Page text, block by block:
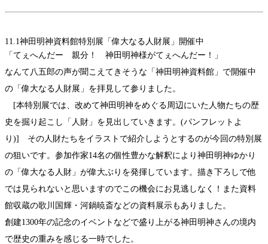
11.1神田明神資料館特別展「偉大なる人財展」開催中
「てぇへんだー 親分！ 神田明神様がてぇへんだー！」
なんて八五郎の声が聞こえてきそうな「神田明神資料館」で開催中
の「偉大なる人財展」を拝見して参りました。
[本特別展では、改めて神田明神をめぐる周辺にいた人物たちの歴
史を掘り起こし「人財」を見出していきます。(パンフレットよ
り)] その人財たちをイラストで紹介しようとするのが今回の特別展
の狙いです。参加作家14名の個性豊かな解釈により神田明神ゆかり
の「偉大なる人財」が偉大ぶりを発揮しています。描き下ろしで他
では見られないと思いますのでこの機会にお見逃しなく！また資料
館収蔵の歌川国輝・河鍋暁斎などの資料展示もありました。
創建1300年の記念のイベントなどで盛り上がる神田明神さんの境内
で歴史の重みを感じる一時でした。